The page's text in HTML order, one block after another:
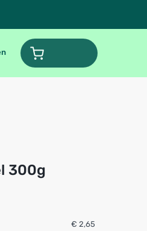
300g
€ 2,65